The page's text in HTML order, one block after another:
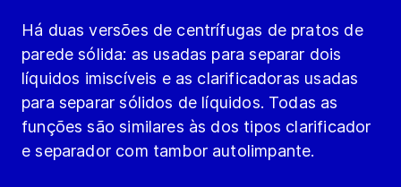
Há duas versões de centrífugas de pratos de
parede sólida: as usadas para separar dois
líquidos imiscíveis e as clarificadoras usadas
para separar sólidos de líquidos. Todas as
funções são similares às dos tipos clarificador
e separador com tambor autolimpante.